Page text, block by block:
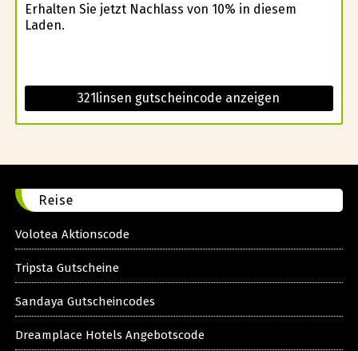
Erhalten Sie jetzt Nachlass von 10% in diesem
Laden.
321linsen gutscheincode anzeigen
Reise
Volotea Aktionscode
Tripsta Gutscheine
Sandaya Gutscheincodes
Dreamplace Hotels Angebotscode